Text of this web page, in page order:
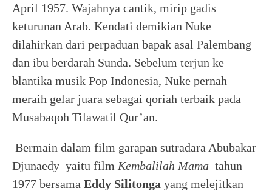
April 1957. Wajahnya cantik, mirip gadis
keturunan Arab. Kendati demikian Nuke
dilahirkan dari perpaduan bapak asal Palembang
dan ibu berdarah Sunda. Sebelum terjun ke
blantika musik Pop Indonesia, Nuke pernah
meraih gelar juara sebagai qoriah terbaik pada
Musabaqoh Tilawatil Qur’an.
Bermain dalam film garapan sutradara Abubakar
Djunaedy yaitu film Kembalilah Mama tahun
1977 bersama Eddy Silitonga yang melejitkan